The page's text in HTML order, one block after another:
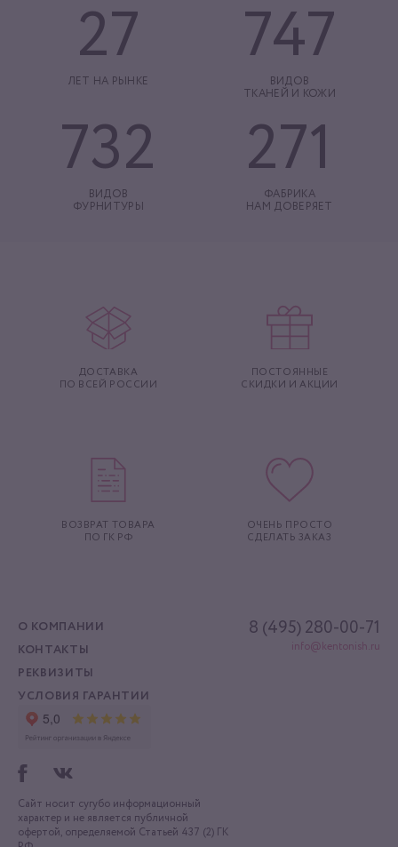
27
ЛЕТ НА РЫНКЕ
747
ВИДОВ
ТКАНЕЙ И КОЖИ
732
ВИДОВ
ФУРНИТУРЫ
271
ФАБРИКА
НАМ ДОВЕРЯЕТ
ДОСТАВКА
ПО ВСЕЙ РОССИИ
ПОСТОЯННЫЕ
СКИДКИ И АКЦИИ
ВОЗВРАТ ТОВАРА
ПО ГК РФ
ОЧЕНЬ ПРОСТО
СДЕЛАТЬ ЗАКАЗ
Сайт носит сугубо информационный
характер и не является публичной
офертой, определяемой Статьей 437 (2) ГК
О КОМПАНИИ
КОНТАКТЫ
РЕКВИЗИТЫ
УСЛОВИЯ ГАРАНТИИ
8 (495) 280-00-71
info@kentonish.ru